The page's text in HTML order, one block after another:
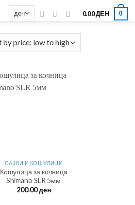
0.00ДЕН 0
САЈЛИ И КОШУЛИЦИ
Кошулица за кочница
Shimano SLR 5мм
200.00ден